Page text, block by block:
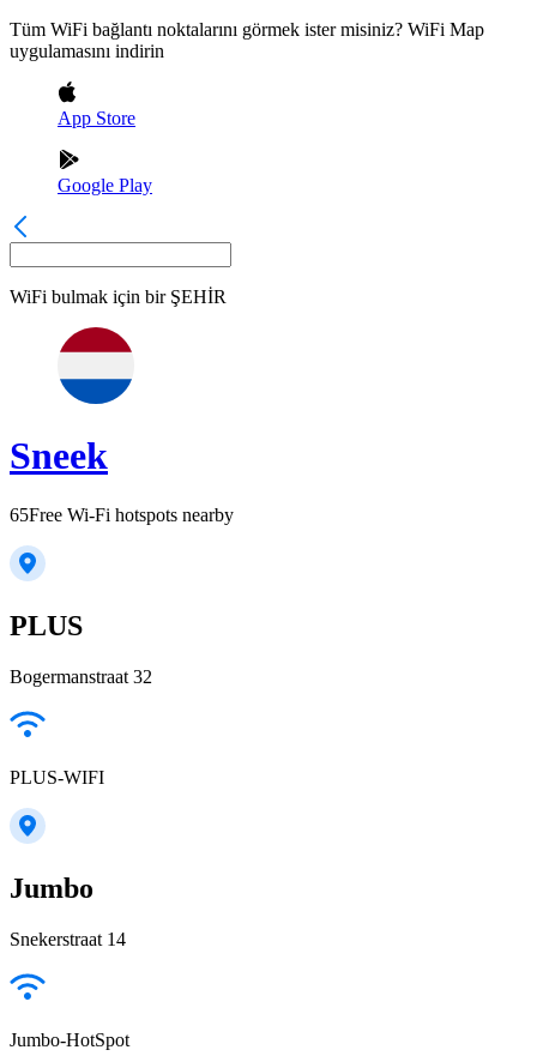
Tüm WiFi bağlantı noktalarını görmek ister misiniz? WiFi Map
uygulamasını indirin
App Store
Google Play
WiFi bulmak için bir ŞEHİR
Sneek
65Free Wi-Fi hotspots nearby
PLUS
Bogermanstraat 32
PLUS-WIFI
Jumbo
Snekerstraat 14
Jumbo-HotSpot